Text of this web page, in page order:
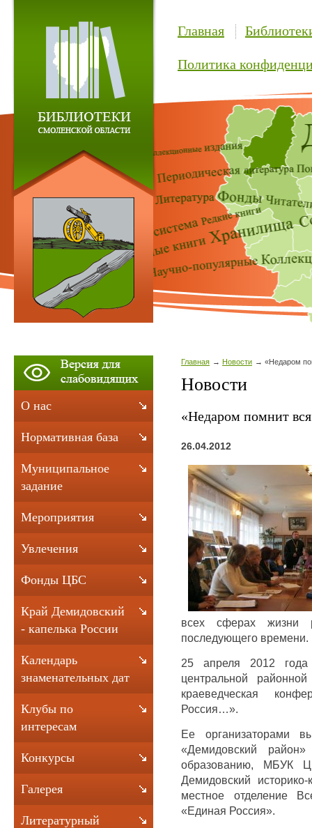
Главная
Политика
Главная Новости «Недаром
Новости
«Недаром помнит
26.04.2012
всех сферах жизни
последующего времени.
25 апреля 2012
центральной
краеведческая
Россия…».
Ее организаторами
«Демидовский
образованию, МБУК
Демидовский
местное отделение
«Единая Россия».
О нас
Нормативная база
Муниципальное
задание
Мероприятия
Увлечения
Фонды ЦБС
Край Демидовский
- капелька России
Календарь
знаменательных дат
Клубы по
интересам
Конкурсы
Галерея
Литературный